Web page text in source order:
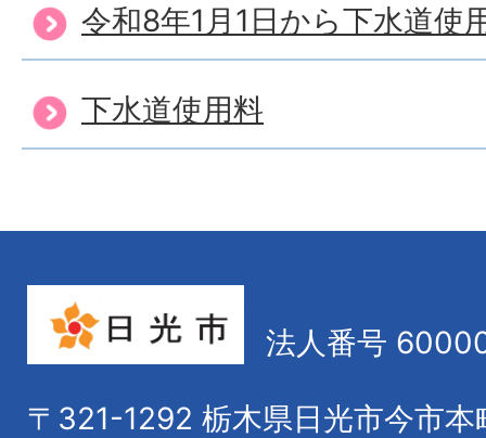
令和8年1月1日から下水道使
下水道使用料
法人番号
〒321-1292 栃木県日光市今市本